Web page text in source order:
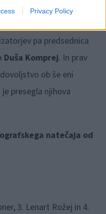
Privacy Policy
županja mag. Romana
pa predsednica
Duša Komprej. In prav
ob še eni
presegla njihova
natečaja od
3. Lenart Rožej in 4.